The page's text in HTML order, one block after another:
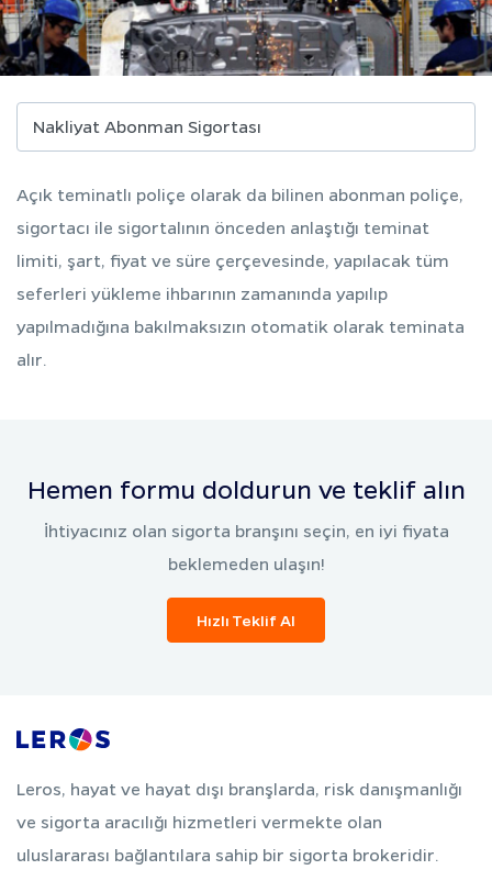
Açık teminatlı poliçe olarak da bilinen abonman poliçe,
sigortacı ile sigortalının önceden anlaştığı teminat
limiti, şart, fiyat ve süre çerçevesinde, yapılacak tüm
seferleri yükleme ihbarının zamanında yapılıp
yapılmadığına bakılmaksızın otomatik olarak teminata
alır.
Hemen formu doldurun ve teklif alın
İhtiyacınız olan sigorta branşını seçin, en iyi fiyata
beklemeden ulaşın!
Hızlı Teklif Al
Leros, hayat ve hayat dışı branşlarda, risk danışmanlığı
ve sigorta aracılığı hizmetleri vermekte olan
uluslararası bağlantılara sahip bir sigorta brokeridir.